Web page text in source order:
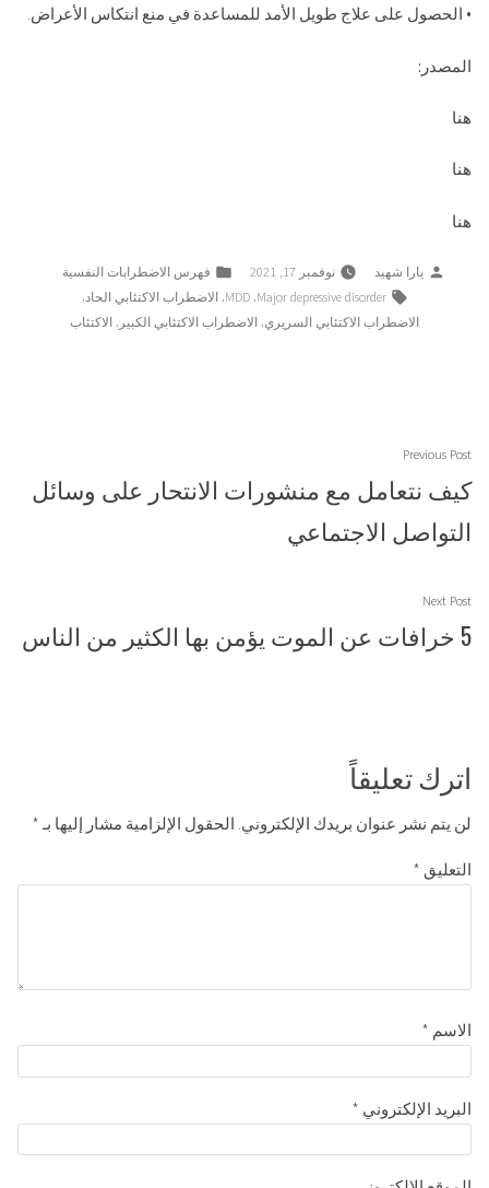
• الحصول على علاج طويل الأمد للمساعدة في منع انتكاس الأعراض.
المصدر:
هنا
هنا
هنا
Posted
يارا شهيد نوفمبر 17, 2021
Posted
in
فهرس الاضطرابات النفسية
Tags:
Major depressive disorder
,
MDD
,الاضطراب الاكتئابي الحاد
الاضطراب الاكتئابي السريري الاضطراب الاكتئابي الكبير الاكتئاب
تصفّح
المقالات
Previous Post
post:
كيف نتعامل مع منشورات الانتحار على وسائل
التواصل الاجتماعي
Next Post
post:
5 خرافات عن الموت يؤمن بها الكثير من الناس
اترك تعليقاً
لن يتم نشر عنوان بريدك الإلكتروني. الحقول الإلزامية مشار إليها بـ*
التعليق *
الاسم *
البريد الإلكتروني *